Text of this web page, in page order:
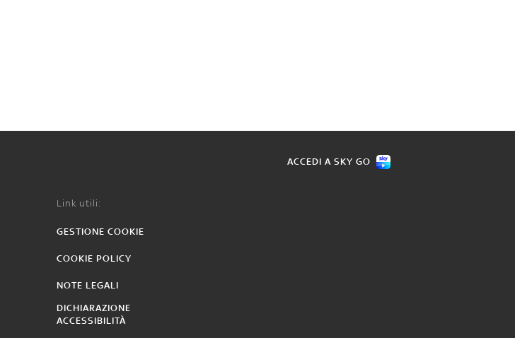
ACCEDI A SKY GO
Link utili:
GESTIONE COOKIE
COOKIE POLICY
NOTE LEGALI
DICHIARAZIONE
ACCESSIBILITÀ